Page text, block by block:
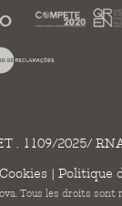
. 1109/2025/
| Politique
Tous les droits sont